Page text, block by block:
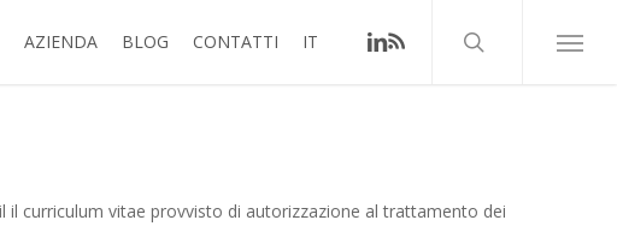
AZIENDA BLOG CONTATTI IT linkedin
RSS
Menù
il curriculum vitae provvisto di autorizzazione al trattamento dei